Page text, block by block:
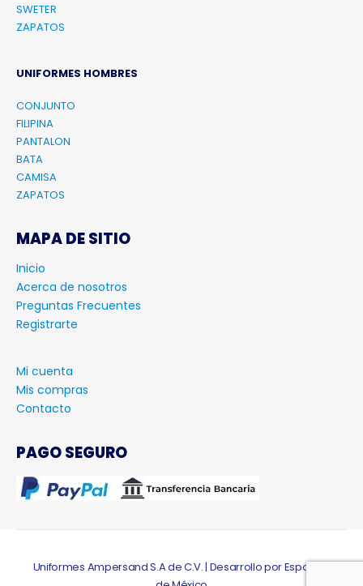
SWETER
ZAPATOS
UNIFORMES HOMBRES
CONJUNTO
FILIPINA
PANTALON
BATA
CAMISA
ZAPATOS
MAPA DE SITIO
Inicio
Acerca de nosotros
Preguntas Frecuentes
Registrarte
Mi cuenta
Mis compras
Contacto
PAGO SEGURO
Uniformes Ampersand S.A de C.V. | Desarrollo por Espacios